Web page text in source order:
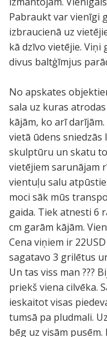
Pabraukt var vienīgi
izbraucienā uz
kā dzīvo vietējie.
divus baltģīmjus
No apskates
sala uz kuras
kājām, ko arī
vietā ūdens sniedzās
skulptūru un skatu
vietējiem sarunājam
vientuļu salu
moci sāk mūs
gaida. Tiek atnesti 6
cm garām kājām.
Cena viņiem ir
sagatavo 3 grilētus
Un tas viss man ???
priekš viena cilvēka.
ieskaitot visas
tumsā pa pludmali.
bēg uz visām